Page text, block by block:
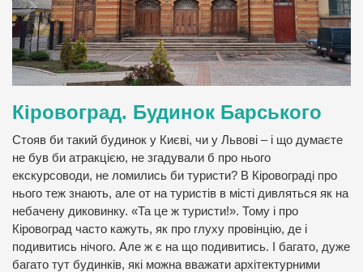
Кіровоград. Будинок Барського
Стояв би такий будинок у Києві, чи у Львові – і що думаєте
не був би атракцією, не згадували б про нього
екскурсоводи, не ломились би туристи? В Кіровограді про
нього теж знають, але от на туристів в місті дивляться як на
небачену диковинку. «Та це ж туристи!». Тому і про
Кіровоград часто кажуть, як про глуху провінцію, де і
подивитись нічого. Але ж є на що подивитись. І багато, дуже
багато тут будинків, які можна вважати архітектурними